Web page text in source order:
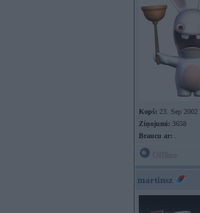
Kopš: 23. Sep 2002
Ziņojumi: 3658
Braucu ar:
martinsz